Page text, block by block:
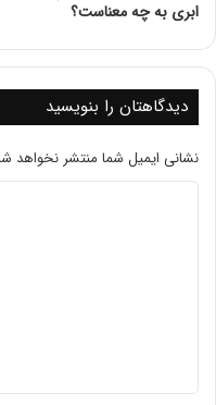
تجهیزات فناوری
تأثیر مصرف برق بر
زیست‌محیطی مصرف
فهرست
ابری به چه معناست؟
دیدگاهتان را بنویسید
نشانی ایمیل شما منتشر نخواهد